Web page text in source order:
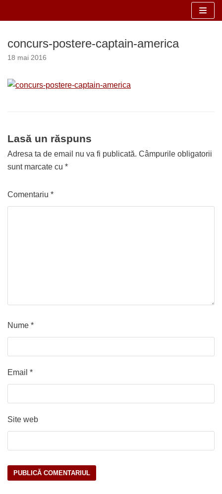
la
concurs-postere-captain-america
18 mai 2016
Lasă un răspuns
Adresa ta de email nu va fi publicată. Câmpurile obligatorii
sunt marcate cu *
Comentariu *
Nume *
Email *
Site web